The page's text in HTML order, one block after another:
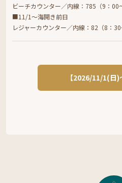
ビーチカウンター／内線：785（9：00
■11/1～海開き前日
レジャーカウンター／内線：82（8：30
【2026/11/1(日